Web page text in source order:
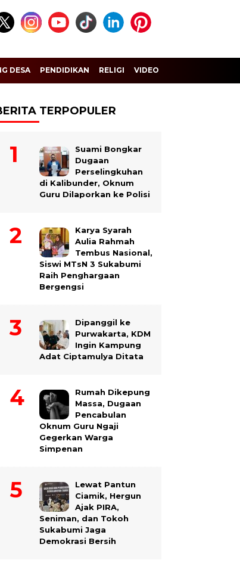
DESA PENDIDIKAN RELIGI VIDEO
TERPOPULER
Suami Bongkar
Dugaan
Perselingkuhan
di Kalibunder, Oknum
Guru Dilaporkan ke Polisi
Karya Syarah
Aulia Rahmah
Tembus Nasional,
Siswi MTsN 3 Sukabumi
Raih Penghargaan
Bergengsi
Dipanggil ke
Purwakarta, KDM
Ingin Kampung
Adat Ciptamulya Ditata
Rumah Dikepung
Massa, Dugaan
Pencabulan
Oknum Guru Ngaji
Gegerkan Warga
Simpenan
Lewat Pantun
Ciamik, Hergun
Ajak PIRA,
Seniman, dan Tokoh
Sukabumi Jaga
Demokrasi Bersih